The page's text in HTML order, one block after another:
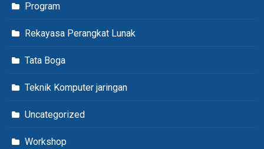
Program
Rekayasa Perangkat Lunak
Tata Boga
Teknik Komputer jaringan
Uncategorized
Workshop